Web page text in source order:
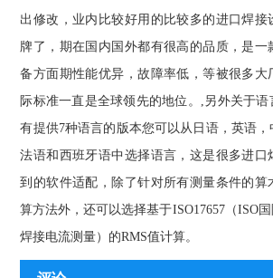
出修改，业内比较好用的比较多的进口焊接
牌了，期在国内国外都有很高的品质，是一
备方面期性能优异，故障率低，等被很多大
际标准一直是全球领先的地位。,另外关于
有提供7种语言的版本您可以从日语，英语，
法语和西班牙语中选择语言，这是很多进口
到的软件适配，除了针对所有测量条件的算
算方法外，还可以选择基于ISO17657（ISO
焊接电流测量）的RMS值计算。